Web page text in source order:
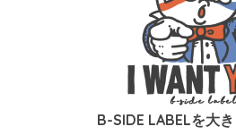
B-SIDE LABELを大